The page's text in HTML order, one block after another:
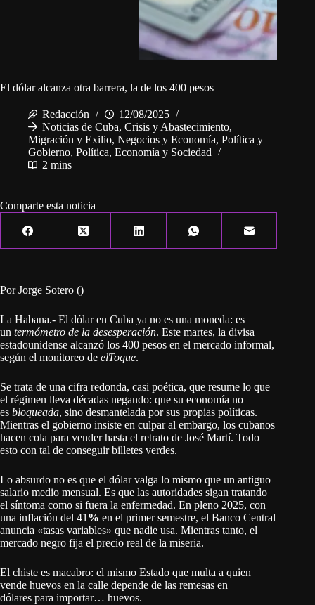
El dólar alcanza otra barrera, la de los 400 pesos
Redacción
12/08/2025
Noticias de Cuba, Crisis y Abastecimiento,
Migración y Exilio, Negocios y Economía, Política y
Gobierno, Política, Economía y Sociedad
2 mins
Comparte esta noticia
Por Jorge Sotero ()
La Habana.- El dólar en Cuba ya no es una moneda: es
un termómetro de la desesperación. Este martes, la divisa
estadounidense alcanzó los 400 pesos en el mercado informal,
según el monitoreo de elToque.
Se trata de una cifra redonda, casi poética, que resume lo que
el régimen lleva décadas negando: que su economía no
es bloqueada, sino desmantelada por sus propias políticas.
Mientras el gobierno insiste en culpar al embargo, los cubanos
hacen cola para vender hasta el retrato de José Martí. Todo
esto con tal de conseguir billetes verdes.
Lo absurdo no es que el dólar valga lo mismo que un antiguo
salario medio mensual. Es que las autoridades sigan tratando
el síntoma como si fuera la enfermedad. En pleno 2025, con
una inflación del 41 % en el primer semestre, el Banco Central
anuncia «tasas variables» que nadie usa. Mientras tanto, el
mercado negro fija el precio real de la miseria.
El chiste es macabro: el mismo Estado que multa a quien
vende huevos en la calle depende de las remesas en
dólares para importar… huevos.